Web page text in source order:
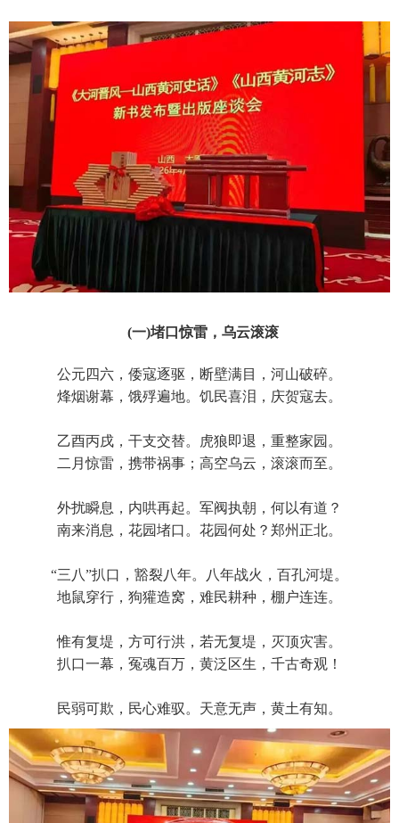
(一)堵口惊雷，乌云滚滚
公元四六，倭寇逐驱，断壁满目，河山破碎。
烽烟谢幕，饿殍遍地。饥民喜泪，庆贺寇去。
乙酉丙戌，干支交替。虎狼即退，重整家园。
二月惊雷，携带祸事；高空乌云，滚滚而至。
外扰瞬息，内哄再起。军阀执朝，何以有道？
南来消息，花园堵口。花园何处？郑州正北。
“三八”扒口，豁裂八年。八年战火，百孔河堤。
地鼠穿行，狗獾造窝，难民耕种，棚户连连。
惟有复堤，方可行洪，若无复堤，灭顶灾害。
扒口一幕，冤魂百万，黄泛区生，千古奇观！
民弱可欺，民心难驭。天意无声，黄土有知。